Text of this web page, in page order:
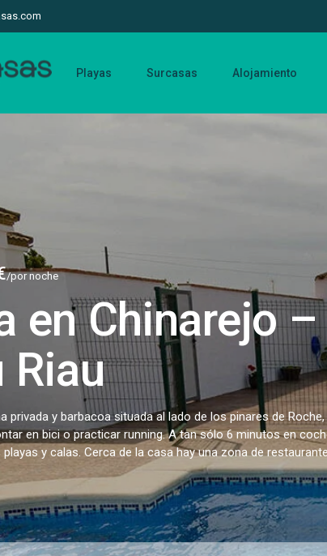
Playas Surcasas Alojamiento
/por noche
en Chinarejo
Riau
privada y barbacoa situada al lado de los pinares de
en bici o practicar running. A tan sólo 6 minutos en
y calas. Cerca de la casa hay una zona de